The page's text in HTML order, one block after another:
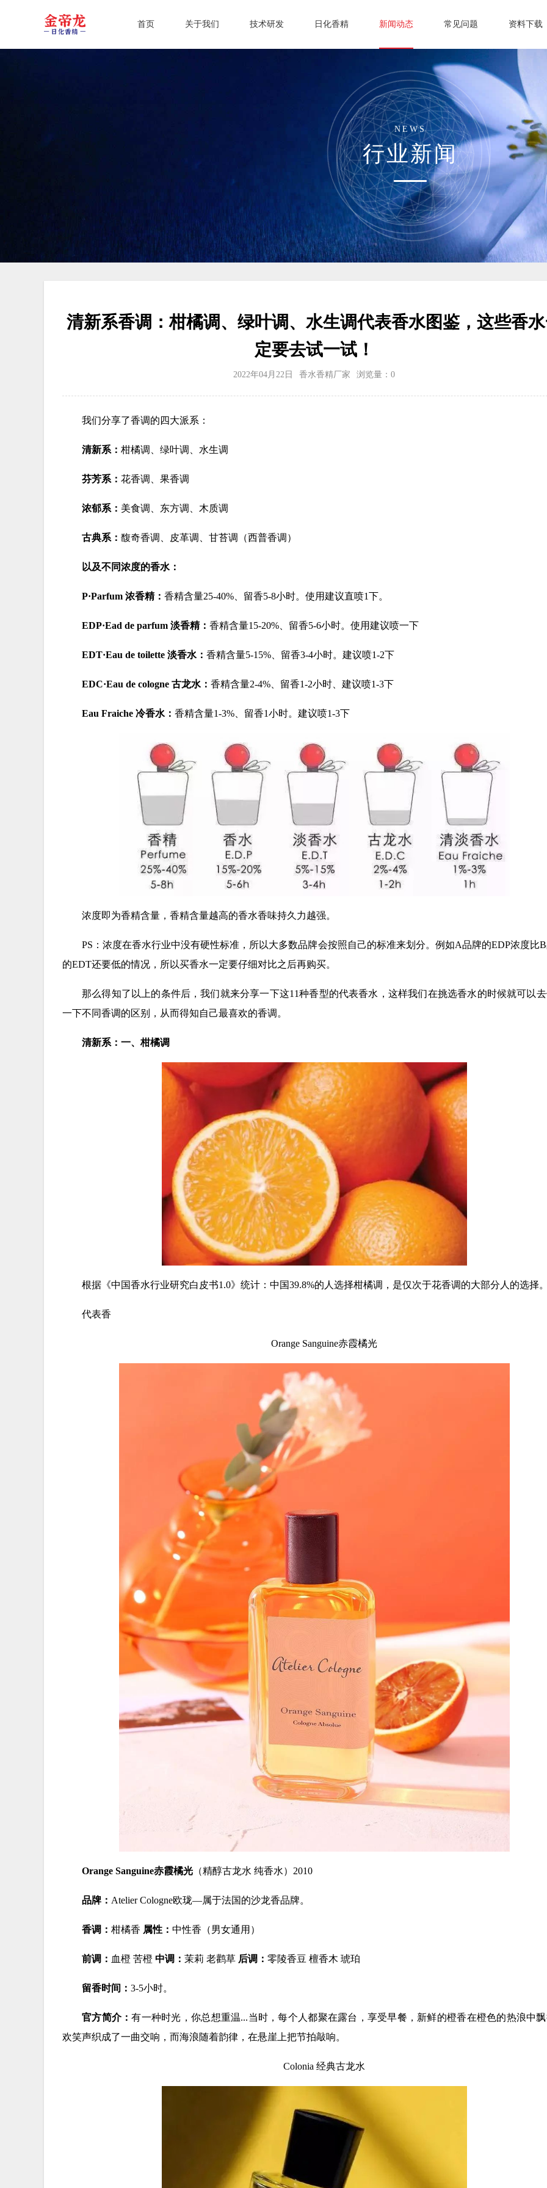
首页 关于我们 技术研发 日化香精 新闻动态 常见问题 资料下载
NEWS
行业新闻
清新系香调：柑橘调、绿叶调、水生调代表香水图鉴，这些香
定要去试一试！
2022年04月22日 香水香精厂家 浏览量： 0
我们分享了香调的四大派系：
清新系： 柑橘调、绿叶调、水生调
芬芳系： 花香调、果香调
浓郁系： 美食调、东方调、木质调
古典系： 馥奇香调、皮革调、甘苔调（西普香调）
以及不同浓度的香水：
P·Parfum 浓香精： 香精含量25-40%、留香5-8小时。使用建议直喷1下。
EDP·Ead de parfum 淡香精： 香精含量15-20%、留香5-6小时。使用建议喷一下
EDT·Eau de toilette 淡香水： 香精含量5-15%、留香3-4小时。建议喷1-2下
EDC·Eau de cologne 古龙水： 香精含量2-4%、留香1-2小时、建议喷1-3下
Eau Fraiche 冷香水： 香精含量1-3%、留香1小时。建议喷1-3下
浓度即为香精含量，香精含量越高的香水香味持久力越强。
PS：浓度在香水行业中没有硬性标准，所以大多数品牌会按照自己的标准来划分。例如A品牌的EDP浓度比
的EDT还要低的情况，所以买香水一定要仔细对比之后再购买。
那么得知了以上的条件后，我们就来分享一下这11种香型的代表香水，这样我们在挑选香水的时候就可以
一下不同香调的区别，从而得知自己最喜欢的香调。
清新系：一、柑橘调
根据《中国香水行业研究白皮书1.0》统计：中国39.8%的人选择柑橘调，是仅次于花香调的大部分人的选择
代表香
Orange Sanguine赤霞橘光
Orange Sanguine赤霞橘光 （精醇古龙水 纯香水）2010
品牌： Atelier Cologne欧珑—属于法国的沙龙香品牌。
香调： 柑橘香 属性： 中性香（男女通用）
前调： 血橙 苦橙 中调： 茉莉 老鹳草 后调： 零陵香豆 檀香木 琥珀
留香时间： 3-5小时。
官方简介：有一种时光，你总想重温...当时，每个人都聚在露台，享受早餐，新鲜的橙香在橙色的热浪中
欢笑声织成了一曲交响，而海浪随着韵律，在悬崖上把节拍敲响。
Colonia 经典古龙水